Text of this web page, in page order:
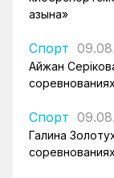
Қазына»
Спорт
Айжан
Спорт
Галина